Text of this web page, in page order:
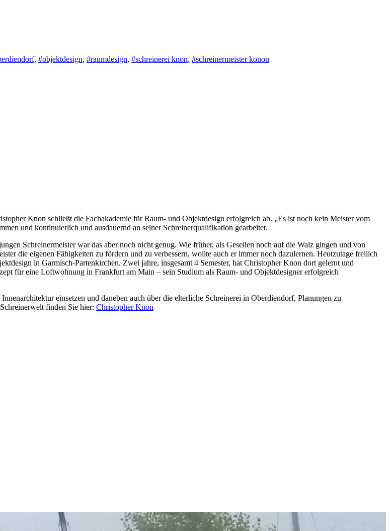
, #objektdesign, #raumdesign, #schreinerei knon, #schreinermeister konon
Knon schließt die Fachakademie für Raum- und Objektdesign erfolgreich ab. „Es ist noch kein Meister vom
und kontinuierlich und ausdauernd an seiner Schreinerqualifikation gearbeitet.
Schreinermeister war das aber noch nicht genug. Wie früher, als Gesellen noch auf die Walz gingen und von
die eigenen Fähigkeiten zu fördern und zu verbessern, wollte auch er immer noch dazulernen. Heutzutage freilich
in Garmisch-Partenkirchen. Zwei jahre, insgesamt 4 Semester, hat Christopher Knon dort gelernt und
für eine Loftwohnung in Frankfurt am Main – sein Studium als Raum- und Objektdesigner erfolgreich
einsetzen und daneben auch über die elterliche Schreinerei in Oberdiendorf, Planungen zu
finden Sie hier: Christopher Knon